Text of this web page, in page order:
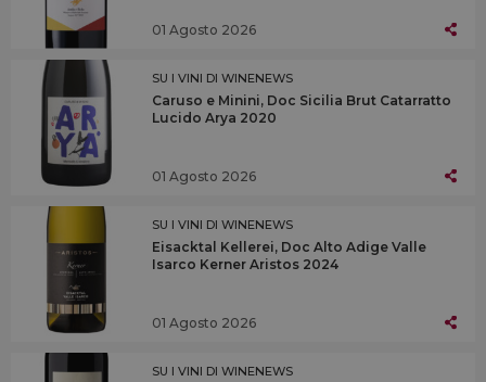
01 Agosto 2026
SU I VINI DI WINENEWS
Caruso e Minini, Doc Sicilia Brut Catarratto
Lucido Arya 2020
01 Agosto 2026
SU I VINI DI WINENEWS
Eisacktal Kellerei, Doc Alto Adige Valle
Isarco Kerner Aristos 2024
01 Agosto 2026
SU I VINI DI WINENEWS